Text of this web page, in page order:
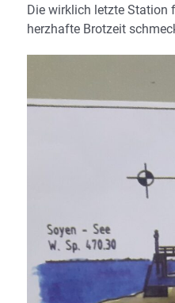
Die wirklich letzte Station
herzhafte Brotzeit